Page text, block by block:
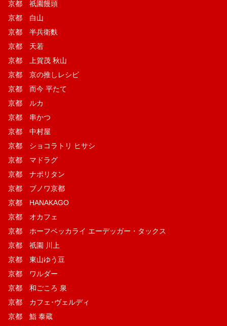
京都 祇園饅頭
京都 白山
京都 半兵衛麩
京都 天若
京都 上賀茂 秋山
京都 京の推しレシピ
京都 而今 平たて
京都 ルカ
京都 串かつ
京都 中村屋
京都 ショコラトリ ヒサシ
京都 マドラグ
京都 ナポリタン
京都 ブノワ京都
京都 HANAKAGO
京都 オカフェ
京都 ホーフベッカライ エーデッガー・タックス
京都 祇園 川上
京都 東山ゆう豆
京都 ワルダー
京都 和ごころ 泉
京都 カフェ･ヴェルディ
京都 鮨 泰蔵